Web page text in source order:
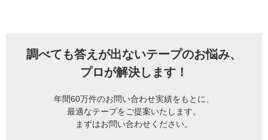
調べても答えが出ないテープのお悩み、
プロが解決します！
年間60万件のお問い合わせ実績をもとに、
最適なテープをご提案いたします。
まずはお問い合わせください。